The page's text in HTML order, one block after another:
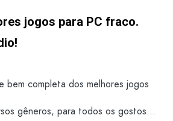
jogos para PC fraco.
bem completa dos melhores jogos
gêneros, para todos os gostos…